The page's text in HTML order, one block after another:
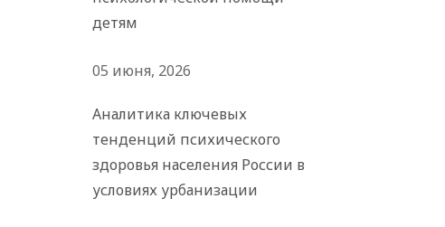
детям
05 июня, 2026
Аналитика ключевых
тенденций психического
здоровья населения России в
условиях урбанизации